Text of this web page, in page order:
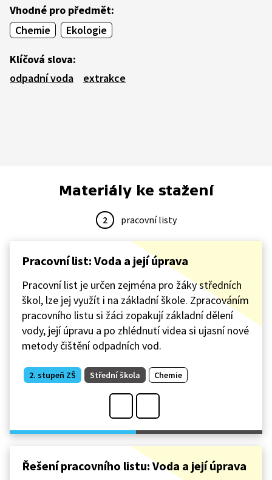
Vhodné pro předmět:
Chemie
Ekologie
Klíčová slova:
odpadní voda
extrakce
Materiály ke stažení
2 pracovní listy
Pracovní list: Voda a její úprava
Pracovní list je určen zejména pro žáky středních
škol, lze jej využít i na základní škole. Zpracováním
pracovního listu si žáci zopakují základní dělení
vody, její úpravu a po zhlédnutí videa si ujasní nové
metody čištění odpadních vod.
2. stupeň ZŠ Střední škola Chemie
Řešení pracovního listu: Voda a její úprava